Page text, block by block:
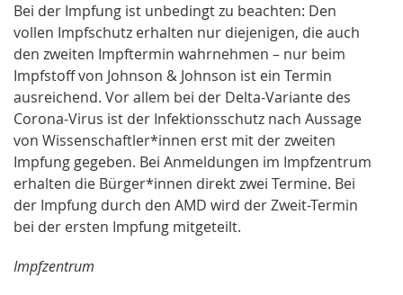
Bei der Impfung ist unbedingt zu beachten: Den
vollen Impfschutz erhalten nur diejenigen, die auch
den zweiten Impftermin wahrnehmen – nur beim
Impfstoff von Johnson & Johnson ist ein Termin
ausreichend. Vor allem bei der Delta-Variante des
Corona-Virus ist der Infektionsschutz nach Aussage
von Wissenschaftler*innen erst mit der zweiten
Impfung gegeben. Bei Anmeldungen im Impfzentrum
erhalten die Bürger*innen direkt zwei Termine. Bei
der Impfung durch den AMD wird der Zweit-Termin
bei der ersten Impfung mitgeteilt.
Impfzentrum